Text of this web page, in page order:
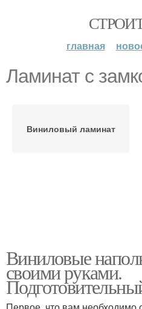
главная
Ламинат с
Виниловый ламинат
Виниловые
своими руками.